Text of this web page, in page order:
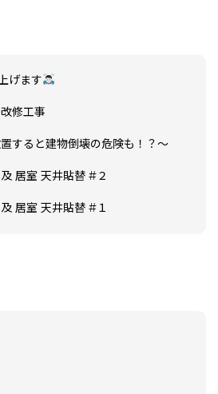
げます
修工事
すると建物倒壊の危険も！？～
居室 天井貼替 #２
居室 天井貼替 #１